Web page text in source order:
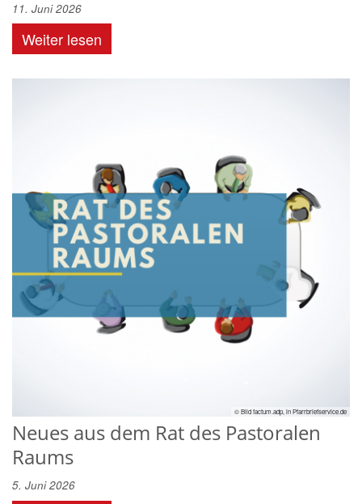
11. Juni 2026
Weiter lesen
© Bild factum.adp, in Pfarrbriefservice.de
Neues aus dem Rat des Pastoralen
Raums
5. Juni 2026